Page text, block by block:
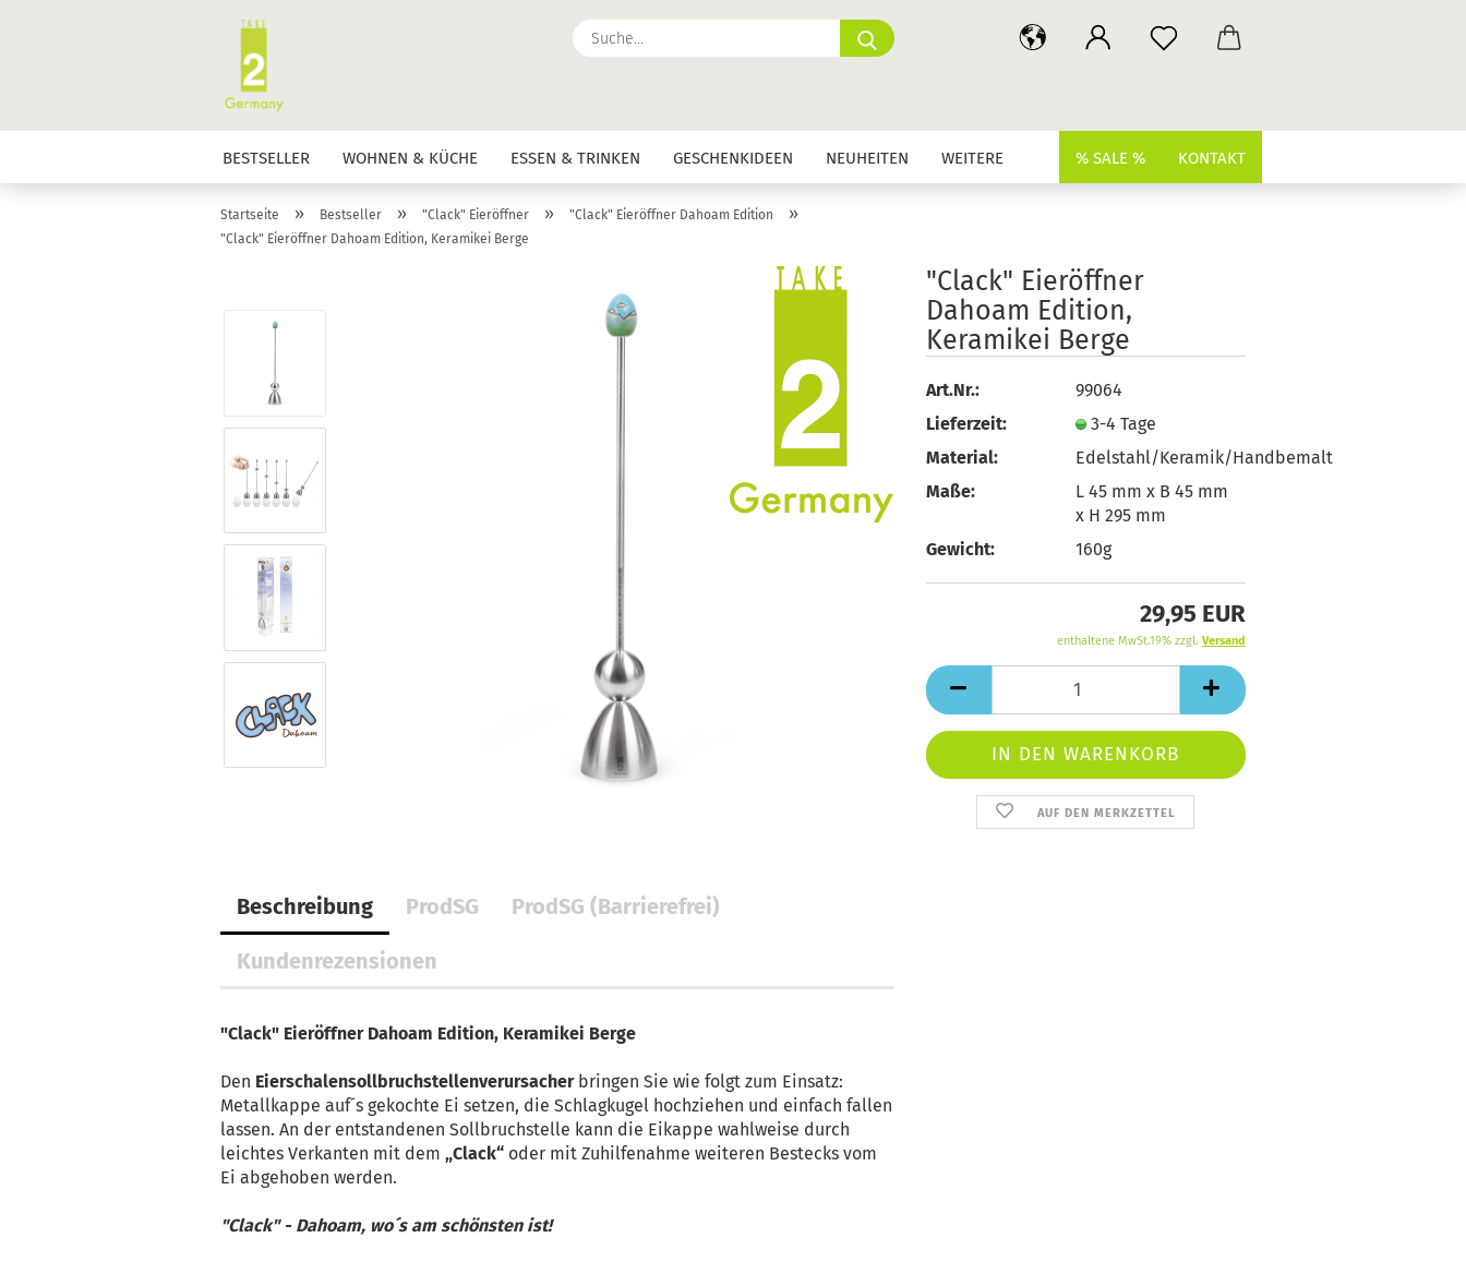
Suche...
BESTSELLER WOHNEN & KÜCHE ESSEN & TRINKEN GESCHENKIDEEN NEUHEITEN % SALE % KONTAKT
WEITERE
Startseite » Bestseller » "Clack" Eieröffner » "Clack" Eieröffner Dahoam Edition »
"Clack" Eieröffner Dahoam Edition, Keramikei Berge
"Clack" Eieröffner
Dahoam Edition,
Keramikei Berge
Art.Nr.:
99064
Lieferzeit:
3-4 Tage
Material:
Edelstahl/Keramik/Handbemalt
Maße:
L 45 mm x B 45 mm
x H 295 mm
Gewicht:
160g
29,95 EUR
enthaltene MwSt.19% zzgl. Versand
AUF DEN MERKZETTEL
Beschreibung ProdSG ProdSG (Barrierefrei)
Kundenrezensionen
"Clack" Eieröffner Dahoam Edition, Keramikei Berge
Den Eierschalensollbruchstellenverursacherbringen Sie wie folgt zum Einsatz:
Metallkappe auf´s gekochte Ei setzen, die Schlagkugel hochziehen und einfach fallen
lassen. An der entstandenen Sollbruchstelle kann die Eikappe wahlweise durch
leichtes Verkanten mit dem „Clack“ oder mit Zuhilfenahme weiteren Bestecks vom
Ei abgehoben werden.
"Clack" - Dahoam, wo´s am schönsten ist!